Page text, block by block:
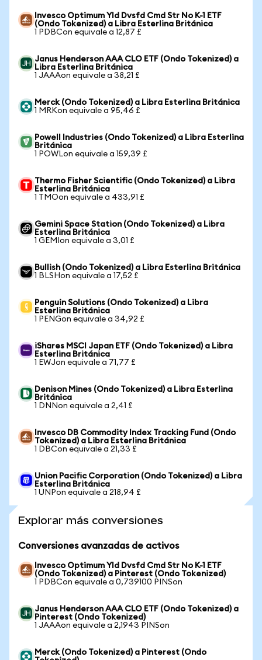
Invesco Optimum Yld Dvsfd Cmd Str No K-1 ETF
(Ondo Tokenized) a Libra Esterlina Británica
1 PDBCon equivale a 12,87 £
Janus Henderson AAA CLO ETF (Ondo Tokenized) a
Libra Esterlina Británica
1 JAAAon equivale a 38,21 £
Merck (Ondo Tokenized) a Libra Esterlina Británica
1 MRKon equivale a 95,46 £
Powell Industries (Ondo Tokenized) a Libra Esterlina
Británica
1 POWLon equivale a 159,39 £
Thermo Fisher Scientific (Ondo Tokenized) a Libra
Esterlina Británica
1 TMOon equivale a 433,91 £
Gemini Space Station (Ondo Tokenized) a Libra
Esterlina Británica
1 GEMIon equivale a 3,01 £
Bullish (Ondo Tokenized) a Libra Esterlina Británica
1 BLSHon equivale a 17,52 £
Penguin Solutions (Ondo Tokenized) a Libra
Esterlina Británica
1 PENGon equivale a 34,92 £
iShares MSCI Japan ETF (Ondo Tokenized) a Libra
Esterlina Británica
1 EWJon equivale a 71,77 £
Denison Mines (Ondo Tokenized) a Libra Esterlina
Británica
1 DNNon equivale a 2,41 £
Invesco DB Commodity Index Tracking Fund (Ondo
Tokenized) a Libra Esterlina Británica
1 DBCon equivale a 21,33 £
Union Pacific Corporation (Ondo Tokenized) a Libra
Esterlina Británica
1 UNPon equivale a 218,94 £
Explorar más conversiones
Conversiones avanzadas de activos
Invesco Optimum Yld Dvsfd Cmd Str No K-1 ETF
(Ondo Tokenized) a Pinterest (Ondo Tokenized)
1 PDBCon equivale a 0,739100 PINSon
Janus Henderson AAA CLO ETF (Ondo Tokenized) a
Pinterest (Ondo Tokenized)
1 JAAAon equivale a 2,1943 PINSon
Merck (Ondo Tokenized) a Pinterest (Ondo